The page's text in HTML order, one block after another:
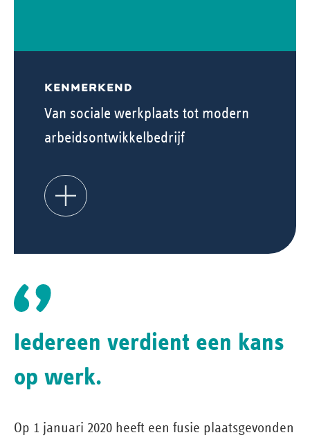
KENMERKEND
Van sociale werkplaats tot modern
arbeidsontwikkelbedrijf
Iedereen verdient een kans
op werk.
Op 1 januari 2020 heeft een fusie plaatsgevonden